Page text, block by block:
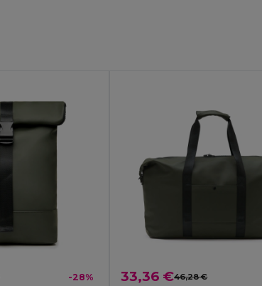
-28% 33,36 €46,28 €